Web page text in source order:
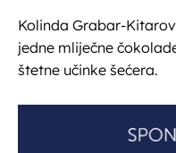
Kolinda Grabar-
jedne mliječne
štetne učinke šećera.